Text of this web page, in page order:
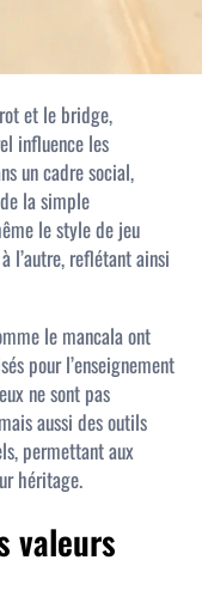
et le bridge,
influence les
un cadre social,
la simple
le style de jeu
l’autre, reflétant ainsi
le mancala ont
pour l’enseignement
ne sont pas
aussi des outils
permettant aux
héritage.
valeurs